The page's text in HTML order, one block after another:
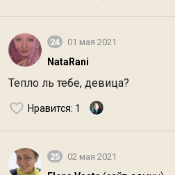
24 01 мая 2021
NataRani
Тепло ль тебе, девица?
Нравится: 1
25 02 мая 2021